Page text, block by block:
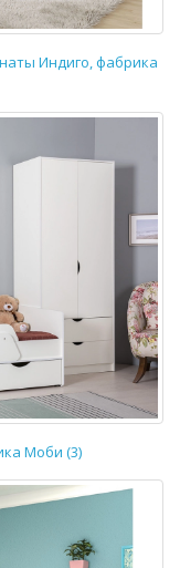
Индиго, фабрика
Моби (3)